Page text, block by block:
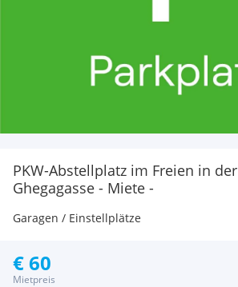
PKW-Abstellplatz im Freien in der
Ghegagasse - Miete -
Garagen / Einstellplätze
€ 60
Mietpreis